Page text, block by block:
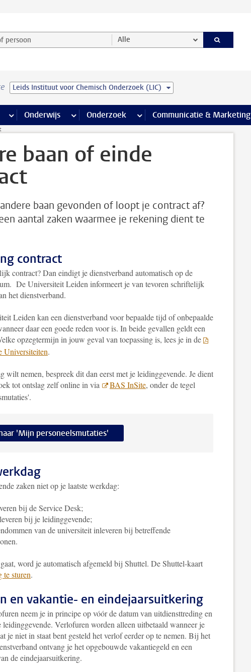
en selecteer categorie Alle
Leids Instituut voor Chemisch Onderzoek (LIC)
meer Faciliteiten pagina’s
Onderwijs meer Onderwijs pagina’s
Onderzoek meer Onderzoek pagina’s
Communicatie & Marketing
baan of einde
baan gevonden of loopt je contract af?
aantal zaken waarmee je rekening dient te
contract
contract? Dan eindigt je dienstverband automatisch op de
De Universiteit Leiden informeert je van tevoren schriftelijk
het dienstverband.
Leiden kan een dienstverband voor bepaalde tijd of onbepaalde
daar een goede reden voor is. In beide gevallen geldt een
opzegtermijn in jouw geval van toepassing is, lees je in de
Universiteiten.
wilt nemen, bespreek dit dan eerst met je leidinggevende. Je dient
tot ontslag zelf online in via
BAS InSite, onder de tegel
'Mijn personeelsmutaties'
zaken niet op je laatste werkdag:
bij de Service Desk;
bij je leidinggevende;
van de universiteit inleveren bij betreffende
word je automatisch afgemeld bij Shuttel. De Shuttel-kaart
te sturen.
en vakantie- en eindejaarsuitkering
neem je in principe op vóór de datum van uitdiensttreding en
leidinggevende. Verlofuren worden alleen uitbetaald wanneer je
je niet in staat bent gesteld het verlof eerder op te nemen. Bij het
ontvang je het opgebouwde vakantiegeld en een
de eindejaarsuitkering.